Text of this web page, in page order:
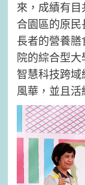
來，成績有
合園區的原
長者的營養
院的綜合型
智慧科技跨
風華，並且活